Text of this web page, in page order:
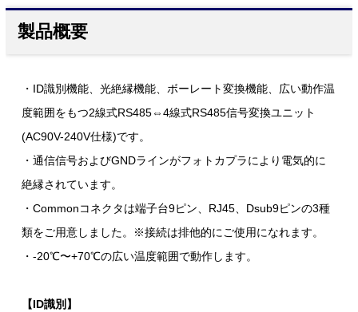
製品概要
・ID識別機能、光絶縁機能、ボーレート変換機能、広い動作温
度範囲をもつ2線式RS485⇔4線式RS485信号変換ユニット
(AC90V-240V仕様)です。
・通信信号およびGNDラインがフォトカプラにより電気的に
絶縁されています。
・Commonコネクタは端子台9ピン、RJ45、Dsub9ピンの3種
類をご用意しました。※接続は排他的にご使用になれます。
・-20℃〜+70℃の広い温度範囲で動作します。
【ID識別】